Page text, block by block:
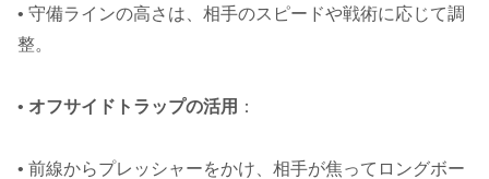
• 守備ラインの高さは、相手のスピードや戦術に応じて調
整。
• オフサイドトラップの活用 ：
• 前線からプレッシャーをかけ、相手が焦ってロングボー